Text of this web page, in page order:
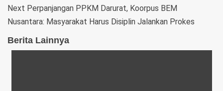
Next Perpanjangan PPKM Darurat, Koorpus BEM
Nusantara: Masyarakat Harus Disiplin Jalankan Prokes
Berita Lainnya